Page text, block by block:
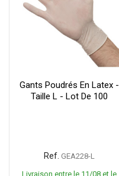
Gants Poudrés En Latex -
Taille L - Lot De 100
Ref. GEA228-L
Livraison entre le 11/08 et le